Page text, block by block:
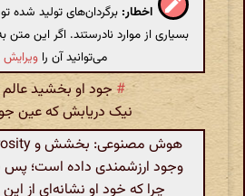
اخطار: برگردان‌های تولید
بسیاری از موارد نادرستند. اگر این
می‌توانید آن را ویرایش
#جود او بخشید عالم
نیک دریابش که عین
وجود ارزشمندی داده است؛ پس
چرا که خود او نشانه‌ای از